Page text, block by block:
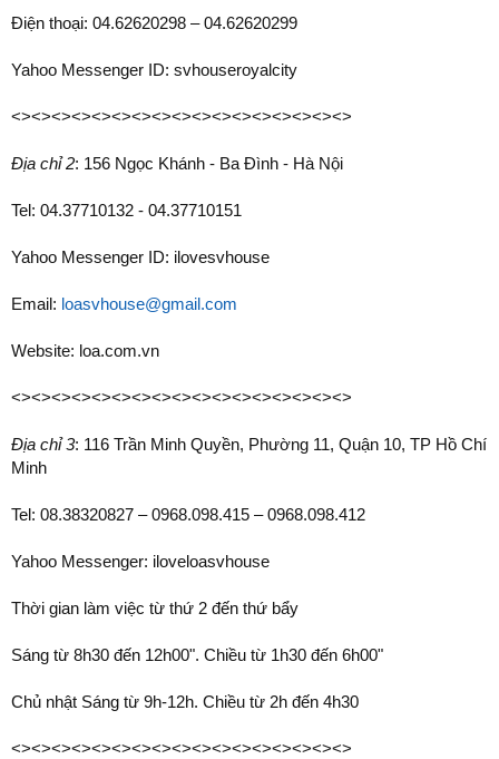
Điện thoại: 04.62620298 – 04.62620299
Yahoo Messenger ID: svhouseroyalcity
<><><><><><><><><><><><><><><><><>
Địa chỉ 2: 156 Ngọc Khánh - Ba Đình - Hà Nội
Tel: 04.37710132 - 04.37710151
Yahoo Messenger ID: ilovesvhouse
Email: loasvhouse@gmail.com
Website: loa.com.vn
<><><><><><><><><><><><><><><><><>
Địa chỉ 3: 116 Trần Minh Quyền, Phường 11, Quận 10, TP Hồ Chí
Minh
Tel: 08.38320827 – 0968.098.415 – 0968.098.412
Yahoo Messenger: iloveloasvhouse
Thời gian làm việc từ thứ 2 đến thứ bẩy
Sáng từ 8h30 đến 12h00". Chiều từ 1h30 đến 6h00"
Chủ nhật Sáng từ 9h-12h. Chiều từ 2h đến 4h30
<><><><><><><><><><><><><><><><><>